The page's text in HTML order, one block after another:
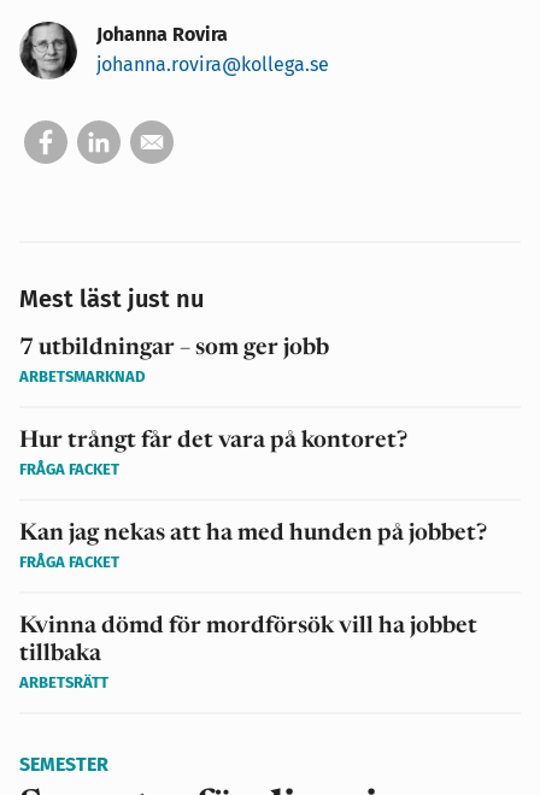
Johanna Rovira
johanna.rovira@kollega.se
Mest läst just nu
7 utbildningar – som ger jobb
ARBETSMARKNAD
Hur trångt får det vara på kontoret?
FRÅGA FACKET
Kan jag nekas att ha med hunden på jobbet?
FRÅGA FACKET
Kvinna dömd för mordförsök vill ha jobbet
tillbaka
ARBETSRÄTT
SEMESTER